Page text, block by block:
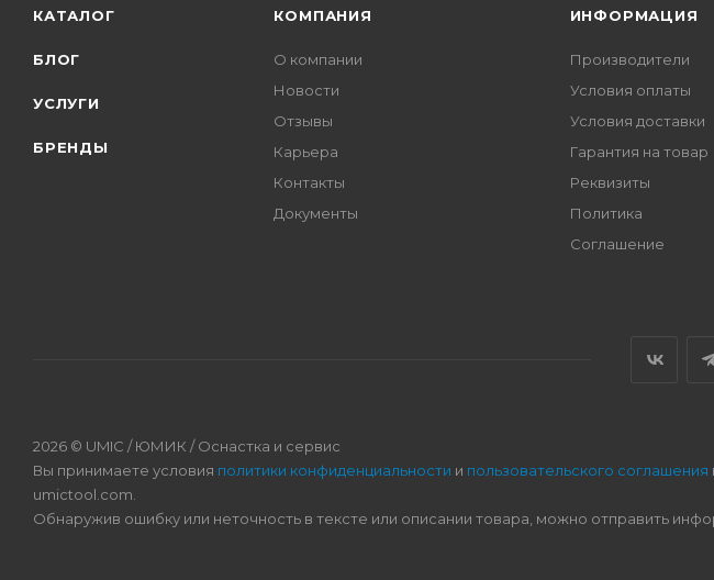
КАТАЛОГ
БЛОГ
УСЛУГИ
БРЕНДЫ
КОМПАНИЯ
О компании
Новости
Отзывы
Карьера
Контакты
Документы
ИНФОРМАЦИЯ
Производители
Условия оплаты
Условия доставки
Гарантия на товар
Реквизиты
Политика
Соглашение
2026 © UMIC / ЮМИК / Оснастка и сервис
Вы принимаете условия политики конфиденциальности и пользовательского соглашения
umictool.com.
Обнаружив ошибку или неточность в тексте или описании товара, можно отправить